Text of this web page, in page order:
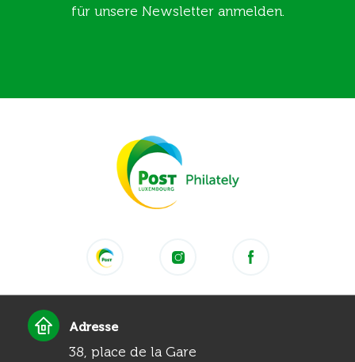
für unsere Newsletter anmelden.
Adresse
38, place de la Gare